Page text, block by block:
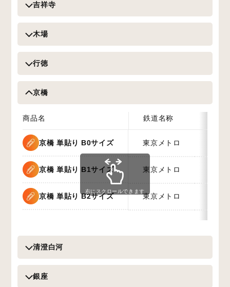
吉祥寺
木場
行徳
京橋
商品名 鉄道名称
京橋 単貼り B0サイズ 東京メトロ
京橋 単貼り B1サイズ 東京メトロ
京橋 単貼り B2サイズ 東京メトロ
右にスクロールできます
清澄白河
銀座